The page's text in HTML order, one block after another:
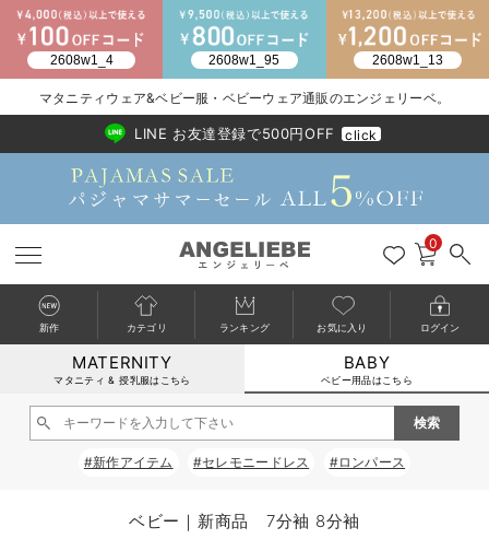
新生児服全て
ベビー服全て
ロンパース・カバーオール
シーズンアイテム全て
ベビー・新生児 寝具全て
ベビーベッド・布団 （ベビー・新生児）
ベビー 雑貨全て
ベビーチェア（ハイローチェア）・ベビーラック
お出かけグッズ全て
ベビー｜季節の特集全て
猛暑からベビーを守るひんやりグッズ
アウトレット全て
【アウトレット】ワンピース
特集全て
抗菌防臭加工
再入荷全て
再入荷｜インナー
戻る
送料無料アイテム全て
ワンピース
戻る
ブラキャミ おまとめ
戻る
【37周年祭セール】
【37周年祭セール】
戻る
気温差別オススメア
【15℃】3月下旬～
戻る
動きやすく着回しで
戻る
強撚スムース(コスパ
戻る
マタニティウェア
【おまとめ割】パジ
戻る
こだわりの履き心地
カジュアル
戻る
ジャケット派
戻る
出産準備応援割全て
マタニティパジャマ
戻る
【オフィスカジュア
戻る
レギンスタイプ
戻る
【フォーマル】ワン
戻る
【ベビー】長袖
戻る
ハンカチ
戻る
快適ウェア10%OFF
戻る
春のマタニティワン
セットアップ・ レイ
戻る
Gift Selection 出産
〜3,000円（税込）
戻る
冬の冷え対策インナ
薄くてあったか
戻る
入院準備の持ち物チ
入院してすぐ使うグ
戻る
冬のあったか特集全て
【冬のあったか特集
マタニティウェア&ベビー服・ベビーウェア通販のエンジェリーベ。
2026/NewArrival
送料495円(一部地域を除く) 7,700円以上で送料無料
LINE お友達登録で500円OFF click
0
新作 カテゴリ ランキング お気に入り ログイン
MATERNITY
マタニティ & 授乳服はこちら
BABY
ベビー用品はこちら
#新作アイテム #セレモニードレス #ロンパース
ベビー｜新商品 7分袖 8分袖
カートに入れる
閉じる